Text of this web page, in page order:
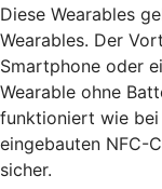
Diese Wearables
Wearables. Der
Smartphone oder
Wearable ohne
funktioniert wie bei
eingebauten NFC-
sicher.